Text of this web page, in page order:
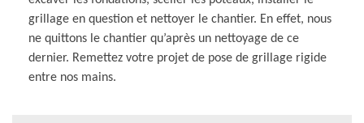
grillage en question et nettoyer le chantier. En effet, nous
ne quittons le chantier qu’après un nettoyage de ce
dernier. Remettez votre projet de pose de grillage rigide
entre nos mains.